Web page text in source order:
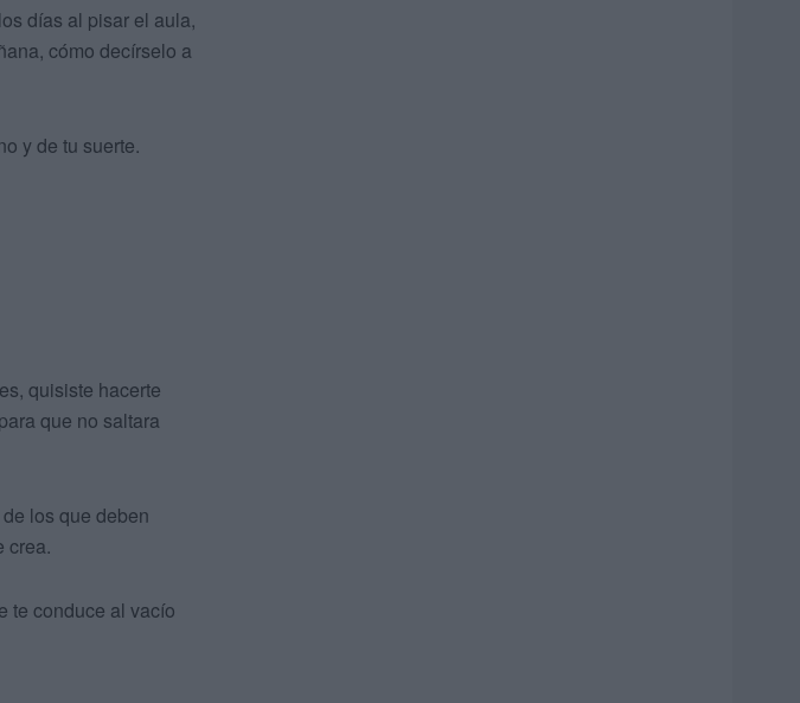
días al pisar el aula,
cómo decírselo a
y de tu suerte.
quisiste hacerte
que no saltara
los que deben
crea.
te conduce al vacío